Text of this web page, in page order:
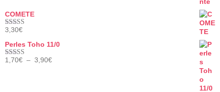
COMETE
Note5.00
3,30€
Perles Toho 11/0
Note5.00
1,70€ – 3,90€Plage